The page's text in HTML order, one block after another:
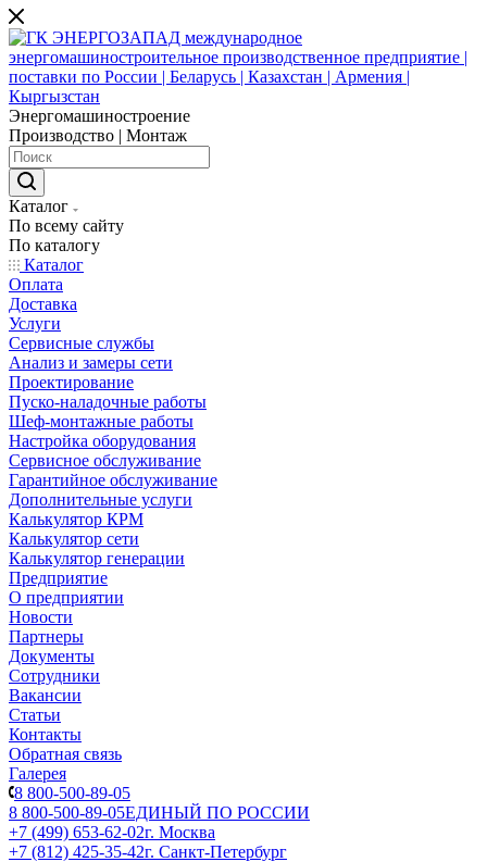
Энергомашиностроение
Производство | Монтаж
Каталог
По всему сайту
По каталогу
Каталог
Оплата
Доставка
Услуги
Сервисные службы
Анализ и замеры сети
Проектирование
Пуско-наладочные работы
Шеф-монтажные работы
Настройка оборудования
Сервисное обслуживание
Гарантийное обслуживание
Дополнительные услуги
Калькулятор КРМ
Калькулятор сети
Калькулятор генерации
Предприятие
О предприятии
Новости
Партнеры
Документы
Сотрудники
Вакансии
Статьи
Контакты
Обратная связь
Галерея
8 800-500-89-05
8 800-500-89-05ЕДИНЫЙ ПО РОССИИ
+7 (499) 653-62-02г. Москва
+7 (812) 425-35-42г. Санкт-Петербург